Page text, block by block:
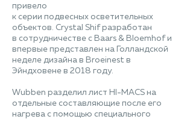
привело
к серии подвесных осветительных
объектов. Crystal Shif разработан
в сотрудничестве с Baars & Bloemhof и
впервые представлен на Голландской
неделе дизайна в Broeinest в
Эйндховене в 2018 году.
Wubben разделил лист HI-MACS на
отдельные составляющие после его
нагрева с помощью специального